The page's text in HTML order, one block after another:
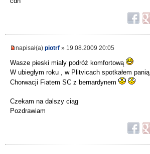
napisał(a) piotrf » 19.08.2009 20:05
Wasze pieski miały podróż komfortową
W ubiegłym roku , w Plitvicach spotkałem
Chorwacji Fiatem SC z bernardynem
Czekam na dalszy ciąg
Pozdrawiam